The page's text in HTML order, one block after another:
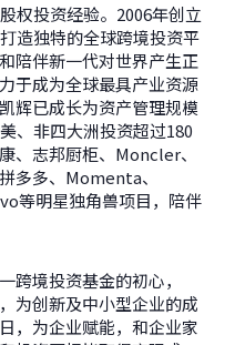
权投资经验。2006年创立
造独特的全球跨境投资平
陪伴新一代对世界产生正
于成为全球最具产业资源
辉已成长为资产管理规模
、非四大洲投资超过180
、志邦厨柜、Moncler、
多多、Momenta、
等明星独角兽项目，陪伴
跨境投资基金的初心，
为创新及中小型企业的成
，为企业赋能，和企业家